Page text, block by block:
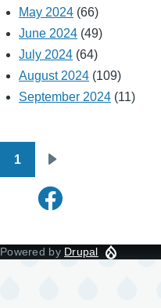
May 2024 (66)
June 2024 (49)
July 2024 (64)
August 2024 (109)
September 2024 (11)
Pagination
1
page
Powered by Drupal